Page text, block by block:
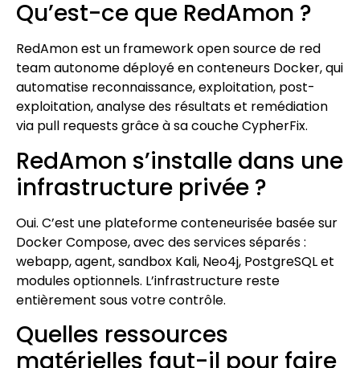
Qu’est-ce que RedAmon ?
RedAmon est un framework open source de red
team autonome déployé en conteneurs Docker, qui
automatise reconnaissance, exploitation, post-
exploitation, analyse des résultats et remédiation
via pull requests grâce à sa couche CypherFix.
RedAmon s’installe dans une
infrastructure privée ?
Oui. C’est une plateforme conteneurisée basée sur
Docker Compose, avec des services séparés :
webapp, agent, sandbox Kali, Neo4j, PostgreSQL et
modules optionnels. L’infrastructure reste
entièrement sous votre contrôle.
Quelles ressources
matérielles faut-il pour faire